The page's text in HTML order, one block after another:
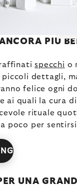
PIÙ
specchi o
piccoli dettagli,
felice ogni
ai quali la cura di
rituale
poco per
UNA